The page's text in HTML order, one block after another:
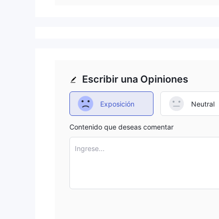
Escribir una Opiniones
Exposición Neutral
Contenido que deseas comentar
Ingrese...